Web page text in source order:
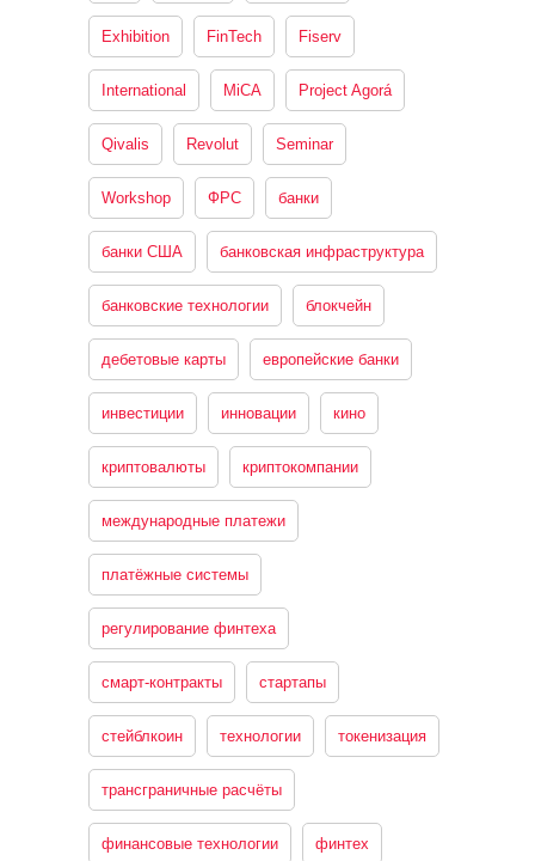
Exhibition FinTech Fiserv
International MiCA Project Agorá
Qivalis Revolut Seminar
Workshop ФРС банки
банки США банковская инфраструктура
банковские технологии блокчейн
дебетовые карты европейские банки
инвестиции инновации кино
криптовалюты криптокомпании
международные платежи
платёжные системы
регулирование финтеха
смарт-контракты стартапы
стейблкоин технологии токенизация
трансграничные расчёты
финансовые технологии финтех